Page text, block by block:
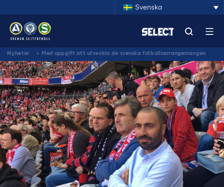
Svenska
Nyheter > Med uppgift att utveckla de svenska fotbollsarrangemangen